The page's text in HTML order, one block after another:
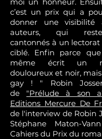
c’est un prix qui a
donner une visibilité
auteurs, qui
cantonnés à un
ciblé. Enfin parce
même écrit un
douloureux et noir,
gay ! " Robin
de "Prélude à son
Editions Mercure De
de l'interview de Robin
Stéphane Maton-
Cahiers du Prix du